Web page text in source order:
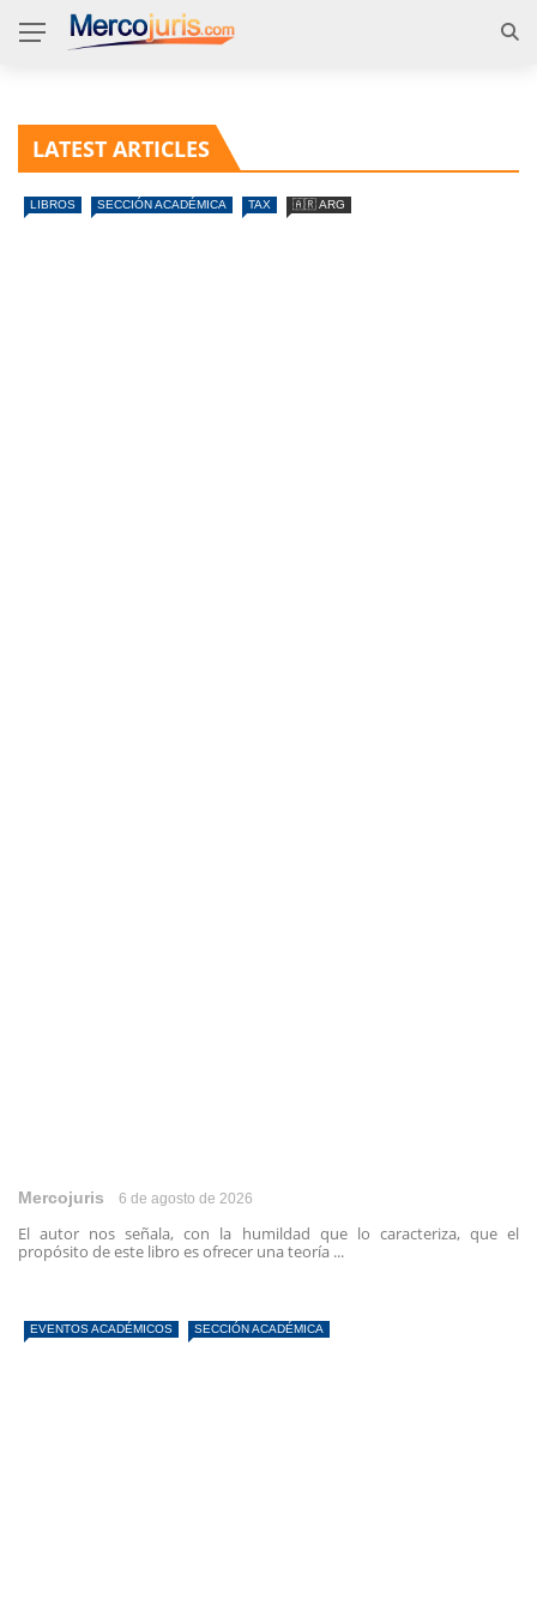
LATEST ARTICLES
LIBROS SECCIÓN ACADÉMICA TAX 🇦🇷 ARG
Mercojuris 6 de agosto de 2026
El autor nos señala, con la humildad que lo caracteriza, que el
propósito de este libro es ofrecer una teoría ...
EVENTOS ACADÉMICOS SECCIÓN ACADÉMICA